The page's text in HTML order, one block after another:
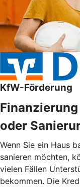
KfW-Förderung
oder
Wenn Sie ein Haus
sanieren möchten,
vielen Fällen
bekommen. Die